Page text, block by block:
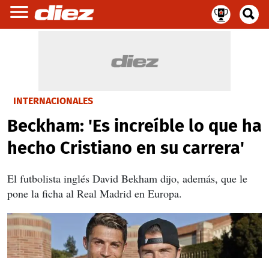
INTERNACIONALES
Beckham: 'Es increíble lo que ha
hecho Cristiano en su carrera'
El futbolista inglés David Bekham dijo, además, que le
pone la ficha al Real Madrid en Europa.